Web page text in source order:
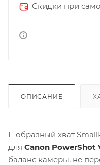
Скидки при
ОПИСАНИЕ
L-образный хват
для Canon PowerShot
баланс камеры, не